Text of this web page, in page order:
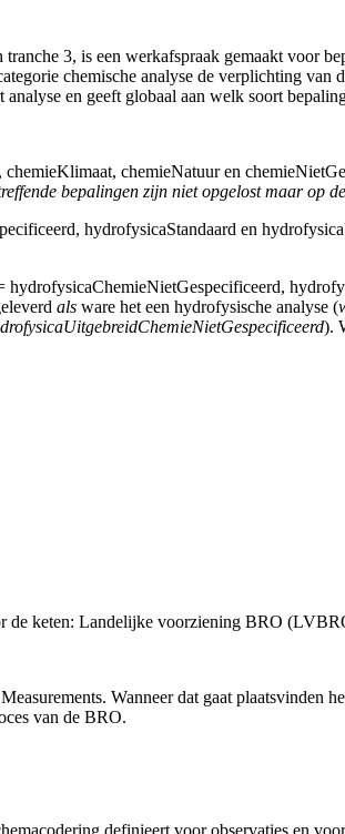
tranche 3, is een werkafspraak gemaakt voor
chemische analyse de verplichting van
en geeft globaal aan welk soort
chemieNatuur en
bepalingen zijn niet opgelost maar op
hydrofysicaStandaard en
als ware het een hydrofysische analyse (
).
de keten: Landelijke voorziening BRO
Wanneer dat gaat plaatsvinden
van de BRO.
definieert voor observaties en